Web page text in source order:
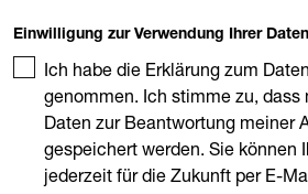
Einwilligung zur Verwendung Ihrer Daten
Ich habe die Erklärung zum
genommen. Ich stimme zu, dass
Daten zur Beantwortung meiner
gespeichert werden. Sie können
jederzeit für die Zukunft per E-